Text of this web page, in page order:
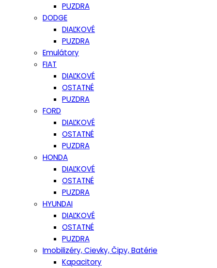
PUZDRA
DODGE
DIAĽKOVÉ
PUZDRA
Emulátory
FIAT
DIAĽKOVÉ
OSTATNÉ
PUZDRA
FORD
DIAĽKOVÉ
OSTATNÉ
PUZDRA
HONDA
DIAĽKOVÉ
OSTATNÉ
PUZDRA
HYUNDAI
DIAĽKOVÉ
OSTATNÉ
PUZDRA
Imobilizéry, Cievky, Čipy, Batérie
Kapacitory